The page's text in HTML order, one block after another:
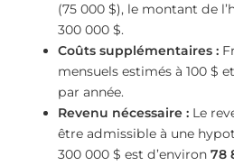
(75 000 $), le montant de
300 000 $.
Coûts supplémentaires :
mensuels estimés à 100 $
par année.
Revenu nécessaire : Le
être admissible à une
300 000 $ est d’environ 78